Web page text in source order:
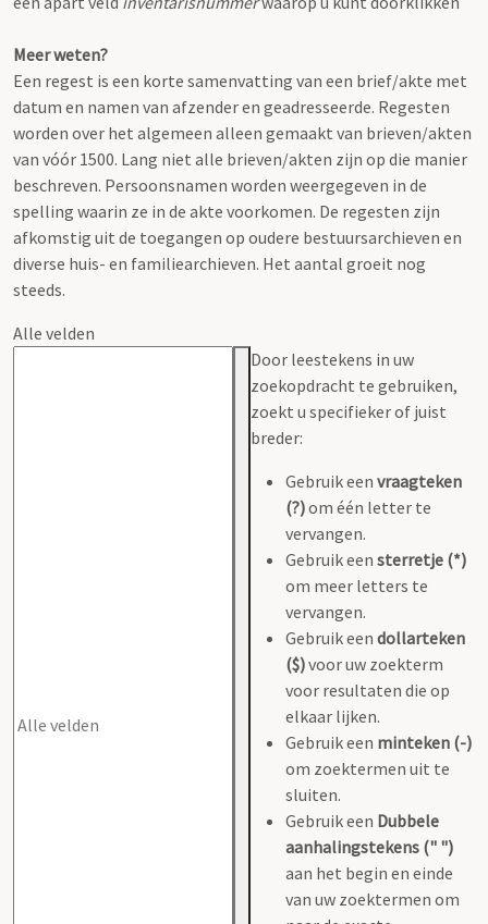
Meer weten?
Een regest is een korte samenvatting van een brief/akte met
datum en namen van afzender en geadresseerde. Regesten
worden over het algemeen alleen gemaakt van brieven/akten
van vóór 1500. Lang niet alle brieven/akten zijn op die manier
beschreven. Persoonsnamen worden weergegeven in de
spelling waarin ze in de akte voorkomen. De regesten zijn
afkomstig uit de toegangen op oudere bestuursarchieven en
diverse huis- en familiearchieven. Het aantal groeit nog
steeds.
Alle velden
Door leestekens in uw
zoekopdracht te gebruiken,
zoekt u specifieker of juist
breder:
Gebruik een vraagteken
(?)om één letter te
vervangen.
Gebruik een sterretje (*)
om meer letters te
vervangen.
Gebruik een dollarteken
($)voor uw zoekterm
voor resultaten die op
elkaar lijken.
Gebruik een minteken (-)
om zoektermen uit te
sluiten.
Gebruik een Dubbele
aanhalingstekens (" ")
aan het begin en einde
van uw zoektermen om